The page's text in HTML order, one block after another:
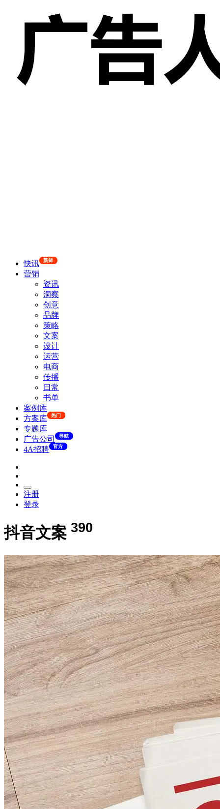
快讯 新鲜
营销
资讯
洞察
创意
品牌
策略
文案
设计
运营
电商
传播
日常
书单
案例库
方案库
热门
专题库
广告公司
导航
4A招聘 官方
注册
登录
抖音文案 390